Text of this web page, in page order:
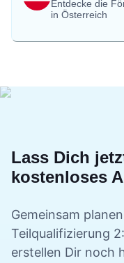
Entdecke die
in Österreich
Lass Dich
kostenloses
Gemeinsam
Teilqualifizierung
erstellen Dir noch